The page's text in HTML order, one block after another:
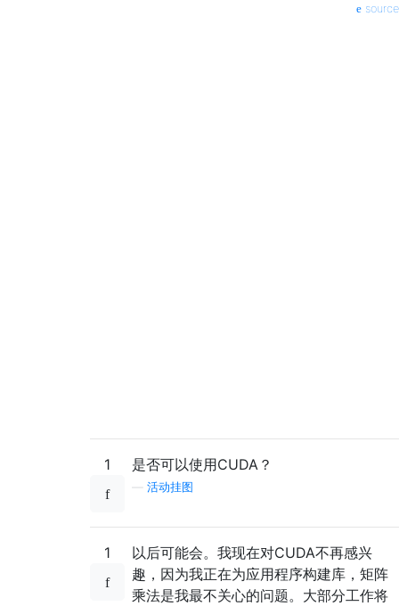
source
1 是否可以使用CUDA？
活动挂图
1
以后可能会。我现在对CUDA不再感兴
趣，因为我正在为应用程序构建库，矩阵
乘法是我最不关心的问题。大部分工作将